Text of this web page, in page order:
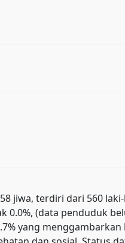
jiwa, terdiri dari 560
0.0%, (data penduduk
yang menggambarkan